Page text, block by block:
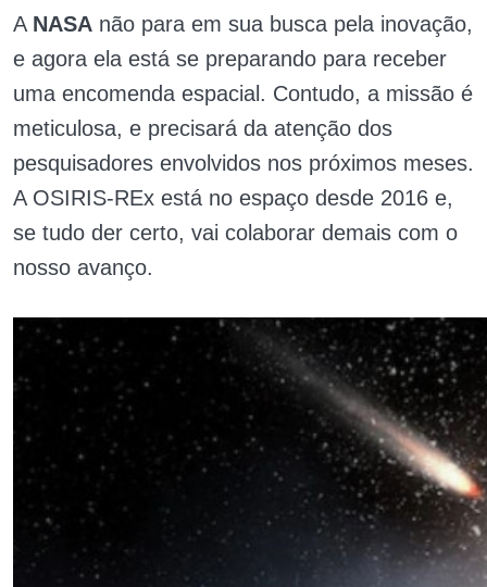
A NASA não para em sua busca pela inovação,
e agora ela está se preparando para receber
uma encomenda espacial. Contudo, a missão é
meticulosa, e precisará da atenção dos
pesquisadores envolvidos nos próximos meses.
A OSIRIS-REx está no espaço desde 2016 e,
se tudo der certo, vai colaborar demais com o
nosso avanço.